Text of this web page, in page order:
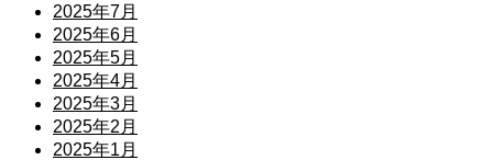
2025年7月
2025年6月
2025年5月
2025年4月
2025年3月
2025年2月
2025年1月